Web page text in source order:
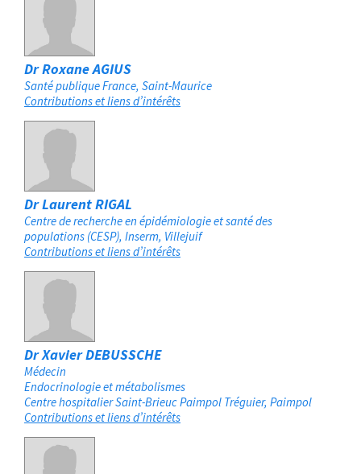
Dr Roxane AGIUS
Santé publique France Saint-Maurice
Contributions et liens d’intérêts
Dr Laurent RIGAL
Centre de recherche en épidémiologie et santé des
populations (CESP), Inserm Villejuif
Contributions et liens d’intérêts
Dr Xavier DEBUSSCHE
Médecin
Endocrinologie et métabolismes
Centre hospitalier Saint-Brieuc Paimpol Tréguier Paimpol
Contributions et liens d’intérêts